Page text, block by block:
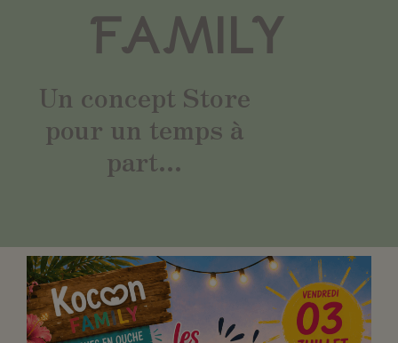
FAMILY
Un concept Store
pour un temps à
part...